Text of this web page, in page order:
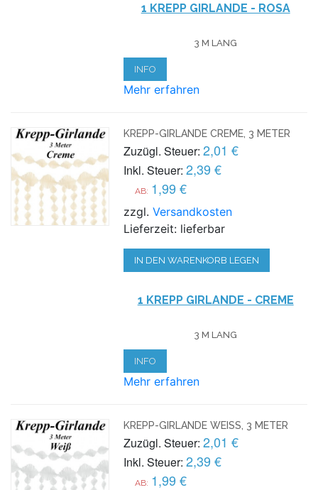
1 KREPP GIRLANDE - ROSA
3 M LANG
INFO
Mehr erfahren
KREPP-GIRLANDE CREME, 3 METER
Zuzügl. Steuer: 2,01 €
Inkl. Steuer: 2,39 €
AB: 1,99 €
zzgl.Versandkosten
Lieferzeit: lieferbar
IN DEN WARENKORB LEGEN
1 KREPP GIRLANDE - CREME
3 M LANG
INFO
Mehr erfahren
KREPP-GIRLANDE WEISS, 3 METER
Zuzügl. Steuer: 2,01 €
Inkl. Steuer: 2,39 €
AB: 1,99 €